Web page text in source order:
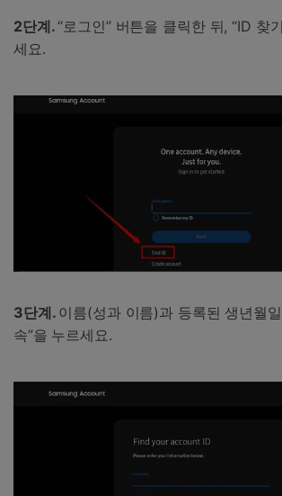
2단계. “로그인” 버튼을 클릭한 뒤, “ID 찾
세요.
3단계. 이름(성과 이름)과 등록된 생년월
속”을 누르세요.